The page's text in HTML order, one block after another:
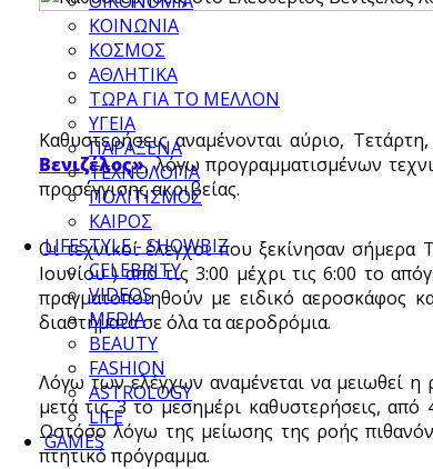
ΚΟΙΝΩΝΙΑ
ΚΟΣΜΟΣ
ΑΘΛΗΤΙΚΑ
ΤΩΡΑ ΓΙΑ ΤΟ ΜΕΛΛΟΝ
ΥΓΕΙΑ
ΠΑΡΑΞΕΝΑ
ΤΕΧΝΟΛΟΓΙΑ
ΠΟΛΙΤΙΣΜΟΣ
ΚΑΙΡΟΣ
LIFESTYLE - SHOWBIZ
CELEBRITY
VIDEOS
MEDIA
BEAUTY
FASHION
ASTROLOGY
LIFE
GAMES
Καθυστερήσεις αναμένονται αύριο,
Βενιζέλος», λόγω προγραμματισμένων
προσέγγισης ακριβείας.
Οι τεχνικοί έλεγχοι που ξεκίνησαν
Ιουνίου ) από τις 3:00 μέχρι τις 6:00 το
πραγματοποιηθούν με ειδικό αεροσκάφος
διαστήματα σε όλα τα αεροδρόμια.
Λόγω των ελέγχων αναμένεται να μειωθεί η
μετά τις 3 το μεσημέρι καθυστερήσεις,
Ωστόσο λόγω της μείωσης της ροής
πτητικό πρόγραμμα.